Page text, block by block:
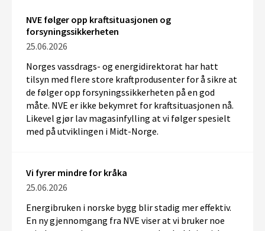
NVE følger opp kraftsituasjonen og
forsyningssikkerheten
25.06.2026
Norges vassdrags- og energidirektorat har hatt
tilsyn med flere store kraftprodusenter forå sikre at
de følger opp forsyningssikkerheten på en god
måte. NVE er ikke bekymret for kraftsituasjonen nå.
Likevel gjør lav magasinfylling at vi følger spesielt
med på utviklingen i Midt-Norge.
Vi fyrer mindre for kråka
25.06.2026
Energibruken i norske bygg blir stadig mer effektiv.
En ny gjennomgang fra NVE viser at vi bruker noe